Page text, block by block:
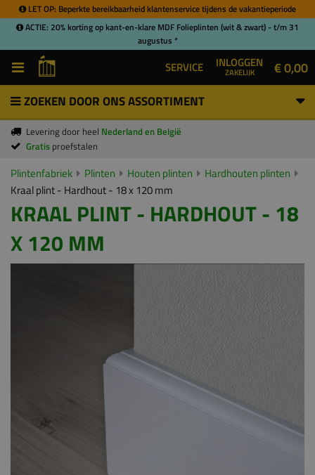
LET OP: Beperkte bereikbaarheid klantenservice tijdens de vakantieperiode
ACTIE: 20% korting op kant-en-klare MDF Folieplinten (wit & zwart) - t/m 31
augustus *
SERVICE INLOGGEN
ZAKELIJK € 0,00
ZOEKEN DOOR ONS ASSORTIMENT
Levering door heel Nederland en België
Gratis proefstalen
Plintenfabriek Plinten Houten plinten
Hardhouten plinten
Kraal plint - Hardhout - 18 x 120 mm
KRAAL PLINT - HARDHOUT - 18
X 120 MM